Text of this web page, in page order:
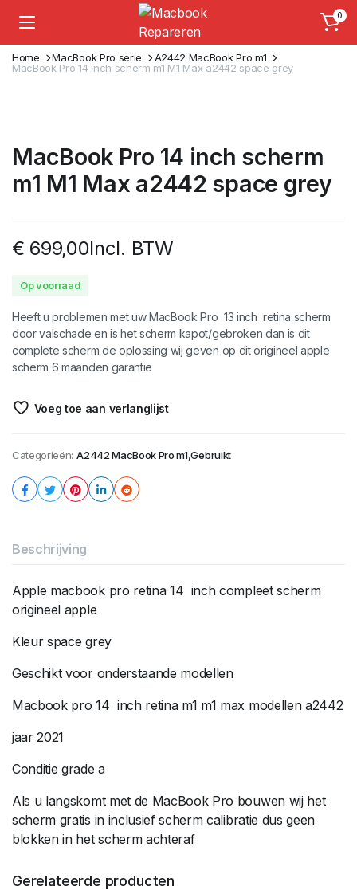
0
Home MacBook Pro serie
A2442 MacBook Pro m1
MacBook Pro 14 inch scherm m1 M1 Max a2442 space grey
MacBook Pro 14 inch scherm
m1 M1 Max a2442 space grey
€ 699,00Incl. BTW
Op voorraad
Heeft u problemen met uw MacBook Pro 13 inch retina scherm
door valschade en is het scherm kapot/gebroken dan is dit
complete scherm de oplossing wij geven op dit origineel apple
scherm 6 maanden garantie
Voeg toe aan verlanglijst
Categorieën: A2442 MacBook Pro m1,Gebruikt
Beschrijving
Apple macbook pro retina 14 inch compleet scherm
origineel apple
Kleur space grey
Geschikt voor onderstaande modellen
Macbook pro 14 inch retina m1 m1 max modellen a2442
jaar 2021
Conditie grade a
Als u langskomt met de MacBook Pro bouwen wij het
scherm gratis in inclusief scherm calibratie dus geen
blokken in het scherm achteraf
Gerelateerde producten